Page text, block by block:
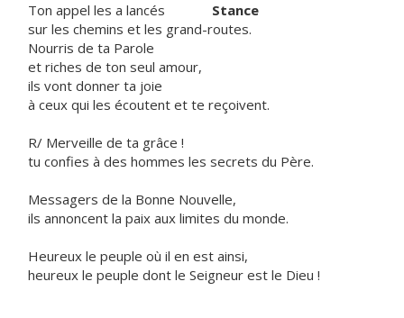
Ton appel les a lancés Stance
sur les chemins et les grand-routes.
Nourris de ta Parole
et riches de ton seul amour,
ils vont donner ta joie
à ceux qui les écoutent et te reçoivent.
R/ Merveille de ta grâce !
tu confies à des hommes les secrets du Père.
Messagers de la Bonne Nouvelle,
ils annoncent la paix aux limites du monde.
Heureux le peuple où il en est ainsi,
heureux le peuple dont le Seigneur est le Dieu !